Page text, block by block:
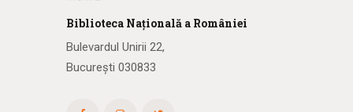
Biblioteca Națională a României
Bulevardul Unirii 22,
București 030833